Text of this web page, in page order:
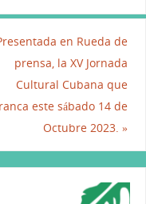
en Rueda de
prensa, la XV Jornada
Cultural Cubana que
este sábado 14 de
Octubre 2023.»